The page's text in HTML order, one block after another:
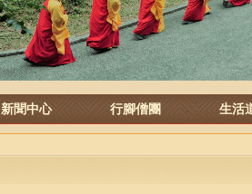
新聞中心 行腳僧團 生活